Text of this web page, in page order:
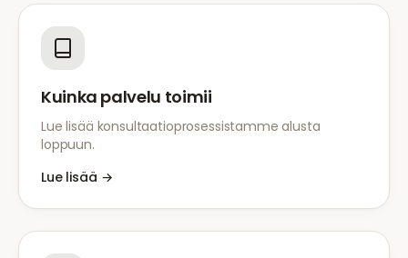
Kuinka palvelu toimii
Lue lisää konsultaatioprosessistamme alusta
loppuun.
Lue lisää →